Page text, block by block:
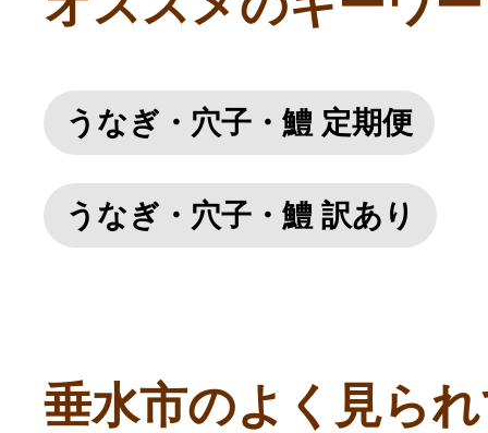
うなぎ・穴子・鱧 定期便
うなぎ・穴子・鱧 訳あり
垂水市のよく見ら